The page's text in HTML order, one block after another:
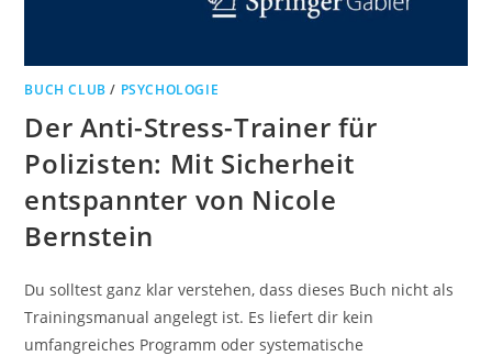
BUCH CLUB / PSYCHOLOGIE
Der Anti-Stress-Trainer für
Polizisten: Mit Sicherheit
entspannter von Nicole
Bernstein
Du solltest ganz klar verstehen, dass dieses Buch nicht als
Trainingsmanual angelegt ist. Es liefert dir kein
umfangreiches Programm oder systematische